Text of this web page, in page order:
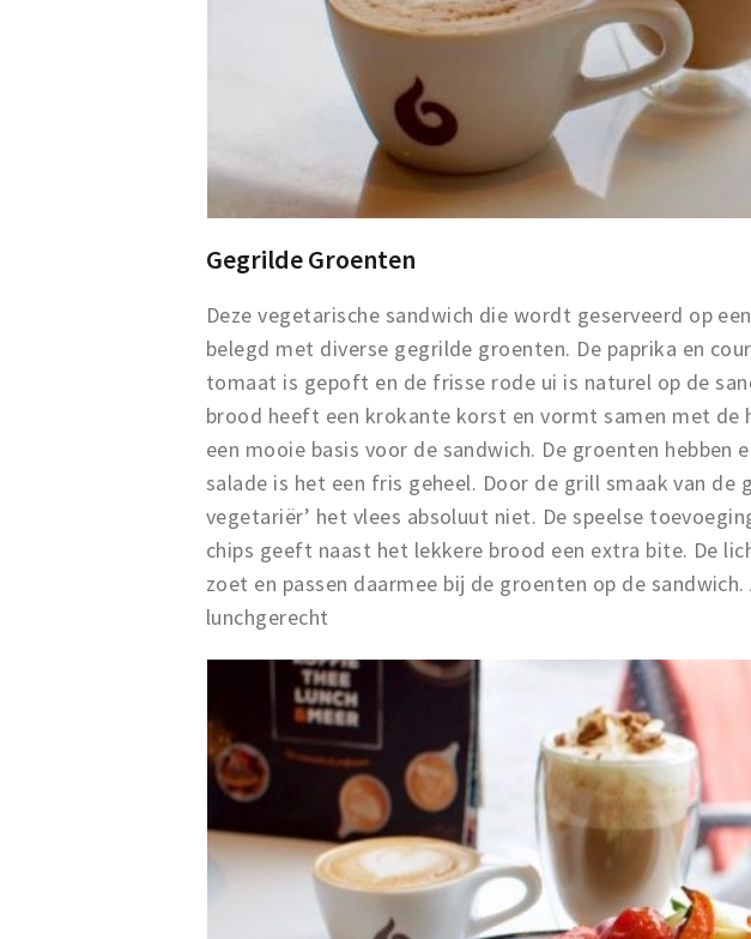
Gegrilde Groenten
Deze vegetarische sandwich die wordt geserveerd op
belegd met diverse gegrilde groenten. De paprika en
tomaat is gepoft en de frisse rode ui is naturel op de
brood heeft een krokante korst en vormt samen met
een mooie basis voor de sandwich. De groenten hebben
salade is het een fris geheel. Door de grill smaak van de
vegetariër’ het vlees absoluut niet. De speelse
chips geeft naast het lekkere brood een extra bite. De
zoet en passen daarmee bij de groenten op de
lunchgerecht